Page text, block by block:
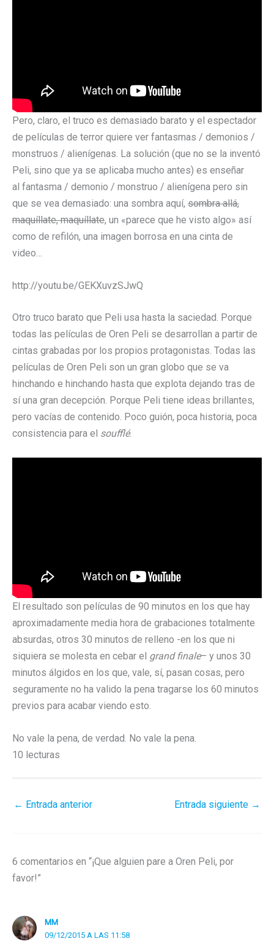
Pero, claro, el truco es demasiado barato y el espectador
de películas de terror quiere ver fantasmas / demonios /
monstruos / alienígenas. La solución (que no se la inventó
Peli, sino que ya se aplicaba mucho antes) es enseñar
al fantasma / demonio / monstruo / alienígena pero sin
que se vea demasiado: una sombra aquí, sombra allá,
maquíllate, maquíllate, un «parece que he visto algo» así
como de refilón, una imagen borrosa en una cinta de
video…
http://youtu.be/GEKXuvzSJwQ
Otro truco barato que Peli usa hasta la saciedad. Porque
todas las películas de Oren Peli se desarrollan a partir de
cintas grabadas por los propios protagonistas. Todas las
películas de Oren Peli son un gran globo que se va
hinchando e hinchando hasta que explota dejando tras de
sí una gran decepción. Porque Peli tiene ideas brillantes,
pero vacías de contenido. Poco guión, poca historia, poca
consistencia para el soufflé.
El resultado son películas de 90 minutos en los que hay
aproximadamente media hora de grabaciones totalmente
absurdas, otros 30 minutos de relleno -en los que ni
siquiera se molesta en cebar el grand finale– y unos 30
minutos álgidos en los que, vale, sí, pasan cosas, pero
seguramente no ha valido la pena tragarse los 60 minutos
previos para acabar viendo esto.
No vale la pena, de verdad. No vale la pena.
10 lecturas
← Entrada anterior Entrada siguiente →
6 comentarios en “¡Que alguien pare a Oren Peli, por
favor!”
MM
09/12/2015 A LAS 11:58